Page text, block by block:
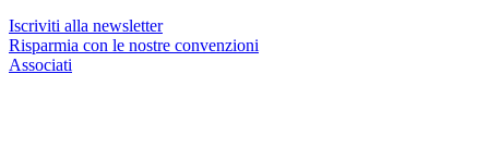
Iscriviti alla newsletter
Risparmia con le nostre convenzioni
Associati